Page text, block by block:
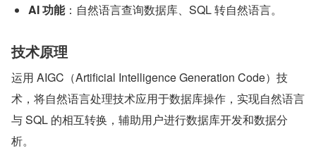
AI 功能：自然语言查询数据库、SQL 转自然语言。
技术原理
运用 AIGC（Artificial Intelligence Generation Code）技
术，将自然语言处理技术应用于数据库操作，实现自然语言
与 SQL 的相互转换，辅助用户进行数据库开发和数据分
析。